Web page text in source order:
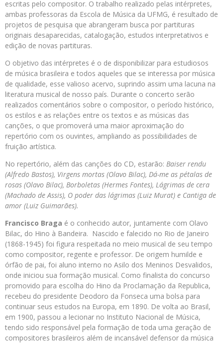
escritas pelo compositor. O trabalho realizado pelas intérpretes,
ambas professoras da Escola de Música da UFMG, é resultado de
projetos de pesquisa que abrangeram busca por partituras
originais desaparecidas, catalogação, estudos interpretativos e
edição de novas partituras.
O objetivo das intérpretes é o de disponibilizar para estudiosos
de música brasileira e todos aqueles que se interessa por música
de qualidade, esse valioso acervo, suprindo assim uma lacuna na
literatura musical de nosso país. Durante o concerto serão
realizados comentários sobre o compositor, o período histórico,
os estilos e as relações entre os textos e as músicas das
canções, o que promoverá uma maior aproximação do
repertório com os ouvintes, ampliando as possibilidades de
fruição artística.
No repertório, além das canções do CD, estarão: Baiser rendu
(Alfredo Bastos), Virgens mortas (Olavo Bilac), Dá-me as pétalas de
rosas (Olavo Bilac), Borboletas (Hermes Fontes), Lágrimas de cera
(Machado de Assis), O poder das lágrimas (Luiz Murat) e Cantiga de
amor (Luiz Guimarães).
Francisco Braga é o conhecido autor, juntamente com Olavo
Bilac, do Hino à Bandeira. Nascido e falecido no Rio de Janeiro
(1868-1945) foi figura respeitada no meio musical de seu tempo
como compositor, regente e professor. De origem humilde e
órfão de pai, foi aluno interno no Asilo dos Meninos Desvalidos,
onde iniciou sua formação musical. Como finalista do concurso
promovido para escolha do Hino da Proclamação da Republica,
recebeu do presidente Deodoro da Fonseca uma bolsa para
continuar seus estudos na Europa, em 1890. De volta ao Brasil,
em 1900, passou a lecionar no Instituto Nacional de Música,
tendo sido responsável pela formação de toda uma geração de
compositores brasileiros além de incansável defensor da música